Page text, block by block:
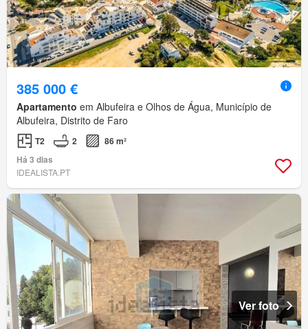
385 000 €
Apartamento em Albufeira e Olhos de Água, Município de
Albufeira, Distrito de Faro
T2 2
86 m²
Há 3 dias
IDEALISTA.PT
Ver foto